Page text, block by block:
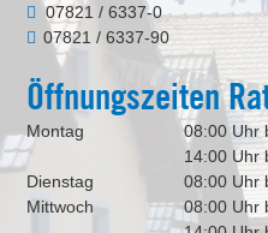
07821 / 6337-0
07821 / 6337-90
Öffnungszeiten
Montag
08:00 Uhr
14:00 Uhr
Dienstag
08:00 Uhr
Mittwoch
08:00 Uhr